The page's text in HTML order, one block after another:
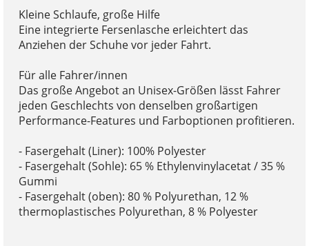
Kleine Schlaufe, große Hilfe
Eine integrierte Fersenlasche erleichtert das
Anziehen der Schuhe vor jeder Fahrt.
Für alle Fahrer/innen
Das große Angebot an Unisex-Größen lässt Fahrer
jeden Geschlechts von denselben großartigen
Performance-Features und Farboptionen profitieren.
- Fasergehalt (Liner): 100% Polyester
- Fasergehalt (Sohle): 65 % Ethylenvinylacetat / 35 %
Gummi
- Fasergehalt (oben): 80 % Polyurethan, 12 %
thermoplastisches Polyurethan, 8 % Polyester